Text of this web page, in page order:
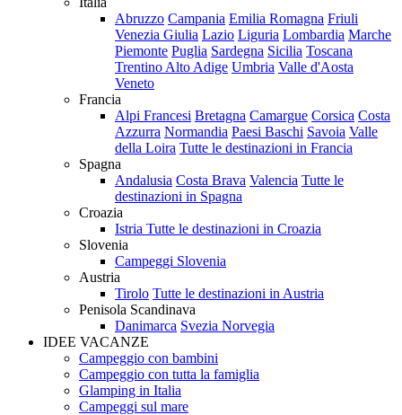
Abruzzo Campania Emilia Romagna Friuli
Venezia Giulia Lazio Liguria Lombardia Marche
Piemonte Puglia Sardegna Sicilia Toscana
Trentino Alto Adige Umbria Valle d'Aosta
Veneto
Francia
Alpi Francesi Bretagna Camargue Corsica Costa
Azzurra Normandia Paesi Baschi Savoia Valle
della Loira Tutte le destinazioni in Francia
Spagna
Andalusia Costa Brava Valencia Tutte le
destinazioni in Spagna
Croazia
Istria Tutte le destinazioni in Croazia
Slovenia
Campeggi Slovenia
Austria
Tirolo Tutte le destinazioni in Austria
Penisola Scandinava
Danimarca Svezia Norvegia
IDEE VACANZE
Campeggio con bambini
Campeggio con tutta la famiglia
Glamping in Italia
Campeggi sul mare